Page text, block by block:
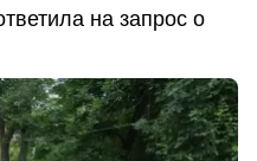
на запрос о